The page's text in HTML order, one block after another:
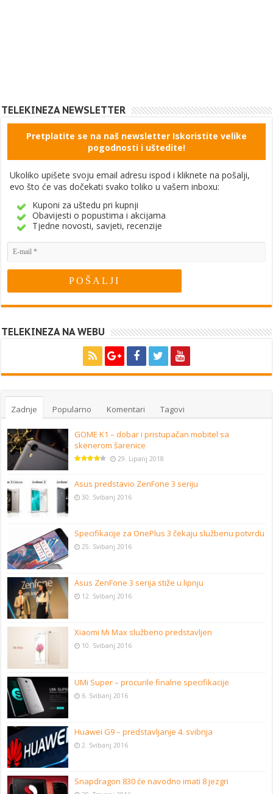
TELEKINEZA NEWSLETTER
Pretplatite se na naš newsletter Iskoristite velike
pogodnosti i uštedite!
Ukoliko upišete svoju email adresu ispod i kliknete na pošalji,
evo što će vas dočekati svako toliko u vašem inboxu:
Kuponi za uštedu pri kupnji
Obavijesti o popustima i akcijama
Tjedne novosti, savjeti, recenzije
TELEKINEZA NA WEBU
Zadnje Popularno Komentari Tagovi
GOME K1 – dobar i pristupačan mobitel sa
skenerom šarenice
29. Lipanj 2018
Asus predstavio ZenFone 3 seriju
30. Svibanj 2016
Specifikacije za OnePlus 3 čekaju službenu potvrdu
25. Svibanj 2016
Asus ZenFone 3 serija stiže u lipnju
12. Svibanj 2016
Xiaomi Mi Max službeno predstavljen
10. Svibanj 2016
UMi Super – procurile finalne specifikacije
6. Svibanj 2016
Huawei G9 – predstavljanje 4. svibnja
2. Svibanj 2016
Snapdragon 830 će navodno imati 8 jezgri